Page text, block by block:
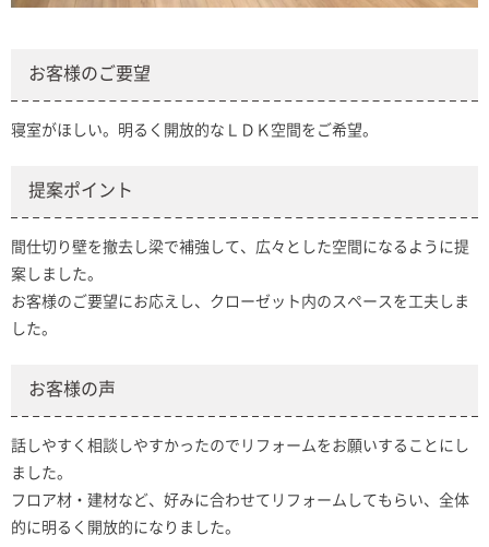
お客様のご要望
寝室がほしい。明るく開放的なＬＤＫ空間をご希望。
提案ポイント
間仕切り壁を撤去し梁で補強して、広々とした空間になるように提
案しました。
お客様のご要望にお応えし、クローゼット内のスペースを工夫しま
した。
お客様の声
話しやすく相談しやすかったのでリフォームをお願いすることにし
ました。
フロア材・建材など、好みに合わせてリフォームしてもらい、全体
的に明るく開放的になりました。